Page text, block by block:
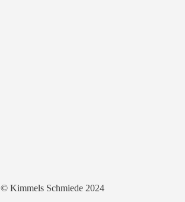
© Kimmels Schmiede 2024